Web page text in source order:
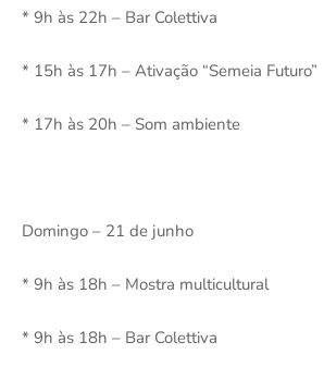
* 9h às 22h – Bar Colettiva
* 15h às 17h – Ativação “Semeia Futuro”
* 17h às 20h – Som ambiente
Domingo – 21 de junho
* 9h às 18h – Mostra multicultural
* 9h às 18h – Bar Colettiva